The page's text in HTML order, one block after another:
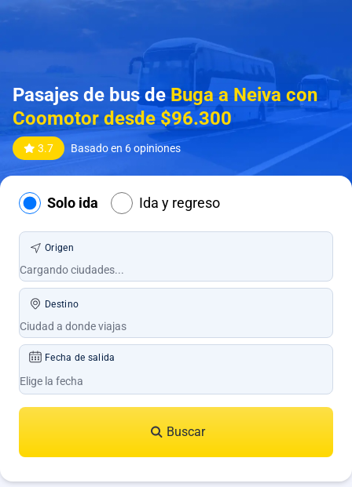
Pasajes de bus de Buga a Neiva con
Coomotor desde $96.300
3.7 Basado en 6 opiniones
Solo ida Ida y regreso
Origen
Destino
Fecha de salida
Buscar